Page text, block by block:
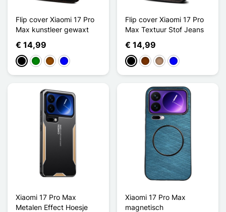
Flip cover Xiaomi 17 Pro
Max kunstleer gewaxt
€ 14,99
ZwartGroenBruinBlauw
Flip cover Xiaomi 17 Pro
Max Textuur Stof Jeans
€ 14,99
ZwartKoffieMol Blauw
Xiaomi 17 Pro Max
Metalen Effect Hoesje
Xiaomi 17 Pro Max
magnetisch